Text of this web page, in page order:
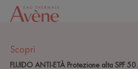
Scopri
FLUIDO ANTI-ETÀ Protezione alta SPF 50.